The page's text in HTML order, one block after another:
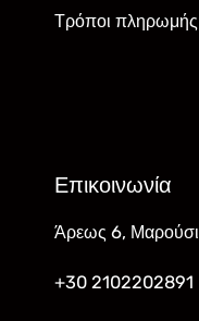
Τρόποι πληρωμής
Επικοινωνία
Άρεως 6, Μαρούσι
+30 2102202891